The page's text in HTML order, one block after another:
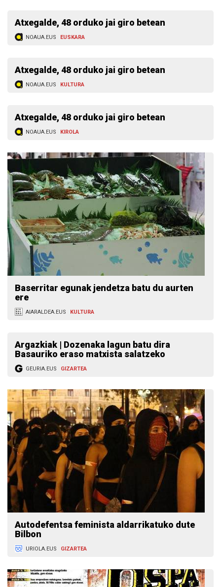
Atxegalde, 48 orduko jai giro betean
NOAUA.EUS EUSKARA
Atxegalde, 48 orduko jai giro betean
NOAUA.EUS KULTURA
Atxegalde, 48 orduko jai giro betean
NOAUA.EUS KIROLA
Baserritar egunak jendetza batu du aurten
ere
AIARALDEA.EUS KULTURA
Argazkiak | Dozenaka lagun batu dira
Basauriko eraso matxista salatzeko
GEURIA.EUS GIZARTEA
Autodefentsa feminista aldarrikatuko dute
Bilbon
URIOLA.EUS GIZARTEA